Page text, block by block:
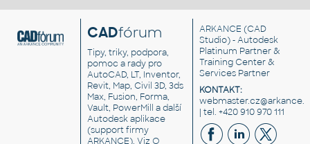
CADfórum
Tipy, triky, podpora,
pomoc a rady pro
AutoCAD, LT, Inventor,
Revit, Map, Civil 3D, 3ds
Max, Fusion, Forma,
Vault, PowerMill a další
Autodesk aplikace
(support firmy
ARKANCE). VizO
ARKANCE (CAD
Studio) - Autodesk
Platinum Partner &
Training Center &
Services Partner
KONTAKT:
| tel. +420 910 970 111